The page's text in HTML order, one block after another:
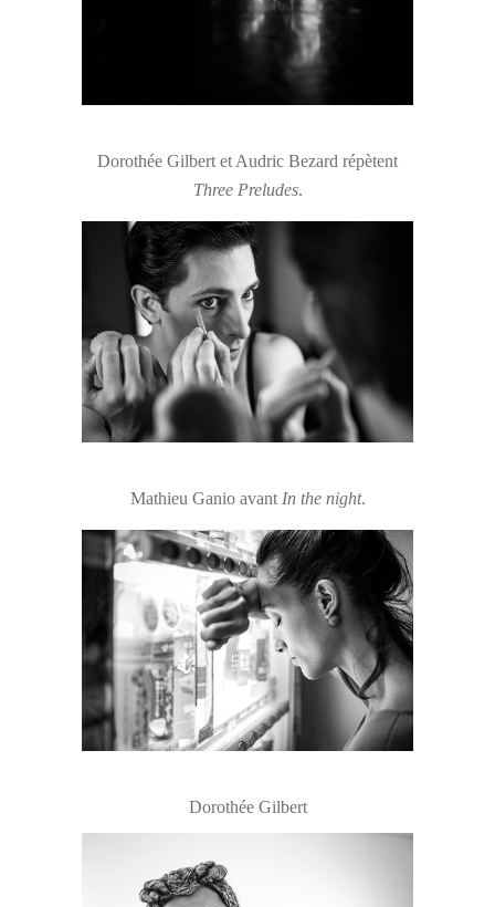
Dorothée Gilbert et Audric Bezard répètent
Three Preludes.
Mathieu Ganio avant In the night.
Dorothée Gilbert